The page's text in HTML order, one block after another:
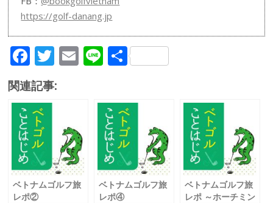
https://golf-danang.jp
F
ac
e
b
o
o
k
T
itt
E Li 共
関連記事:
ベトナムゴルフ旅
レポ②
ベトナムゴルフ旅
レポ④
ベトナムゴルフ旅
レポ ～ホーチミン